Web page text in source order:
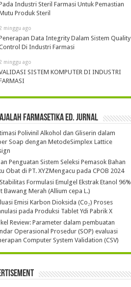
Industri Steril Farmasi Untuk Pemastian
Produk Steril
minggu ago
Data Integrity Dalam Sistem Quality
Di Industri Farmasi
minggu ago
SISTEM KOMPUTER DI INDUSTRI
Farmasetika Ed. Jurnal
Polivinil Alkohol dan Gliserin dalam
Soap dengan MetodeSimplex Lattice
Penguatan Sistem Seleksi Pemasok Bahan
Obat di PT. XYZMengacu pada CPOB 2024
Formulasi Emulgel Ekstrak Etanol 96%
Bawang Merah (Allium cepa L.)
Emisi Karbon Dioksida (Co₂) Proses
pada Produksi Tablet Ydi Pabrik X
Review: Parameter dalam pembuatan
Operasional Prosedur (SOP) evaluasi
Computer System Validation (CSV)